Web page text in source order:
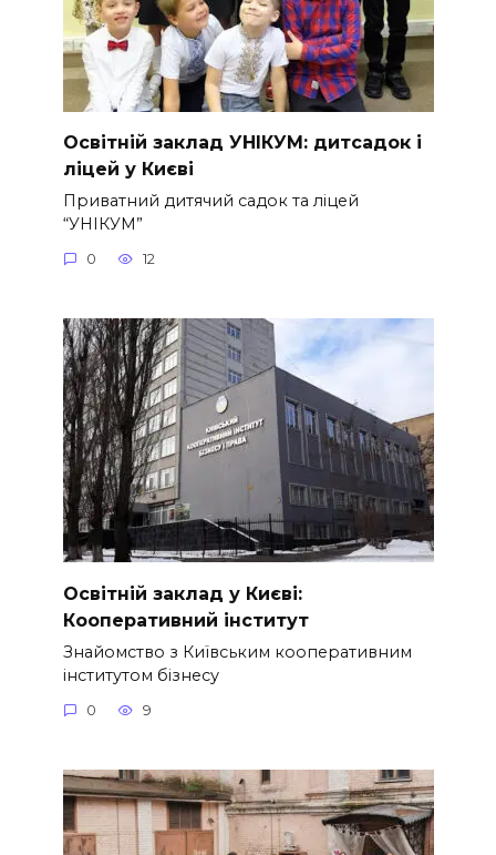
Освітній заклад УНІКУМ: дитсадок і
ліцей у Києві
Приватний дитячий садок та ліцей
“УНІКУМ”
0 12
Освітній заклад у Києві:
Кооперативний інститут
Знайомство з Київським кооперативним
інститутом бізнесу
0 9